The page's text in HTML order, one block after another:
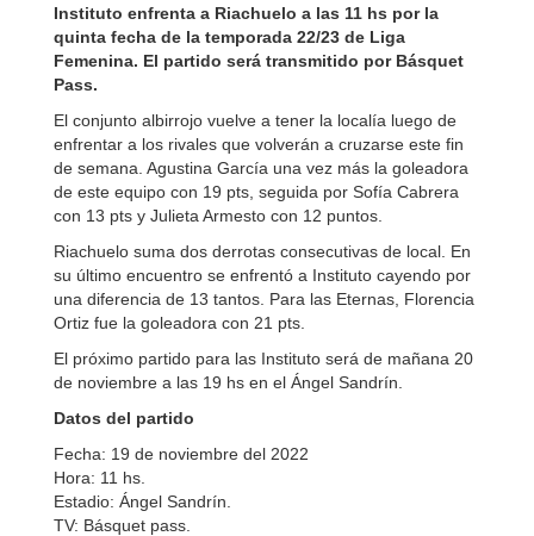
Instituto enfrenta a Riachuelo a las 11 hs por la
quinta fecha de la temporada 22/23 de Liga
Femenina. El partido será transmitido por Básquet
Pass.
El conjunto albirrojo vuelve a tener la localía luego de
enfrentar a los rivales que volverán a cruzarse este fin
de semana. Agustina García una vez más la goleadora
de este equipo con 19 pts, seguida por Sofía Cabrera
con 13 pts y Julieta Armesto con 12 puntos.
Riachuelo suma dos derrotas consecutivas de local. En
su último encuentro se enfrentó a Instituto cayendo por
una diferencia de 13 tantos. Para las Eternas, Florencia
Ortiz fue la goleadora con 21 pts.
El próximo partido para las Instituto será de mañana 20
de noviembre a las 19 hs en el Ángel Sandrín.
Datos del partido
Fecha: 19 de noviembre del 2022
Hora: 11 hs.
Estadio: Ángel Sandrín.
TV: Básquet pass.